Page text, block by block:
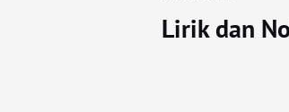
Lirik dan